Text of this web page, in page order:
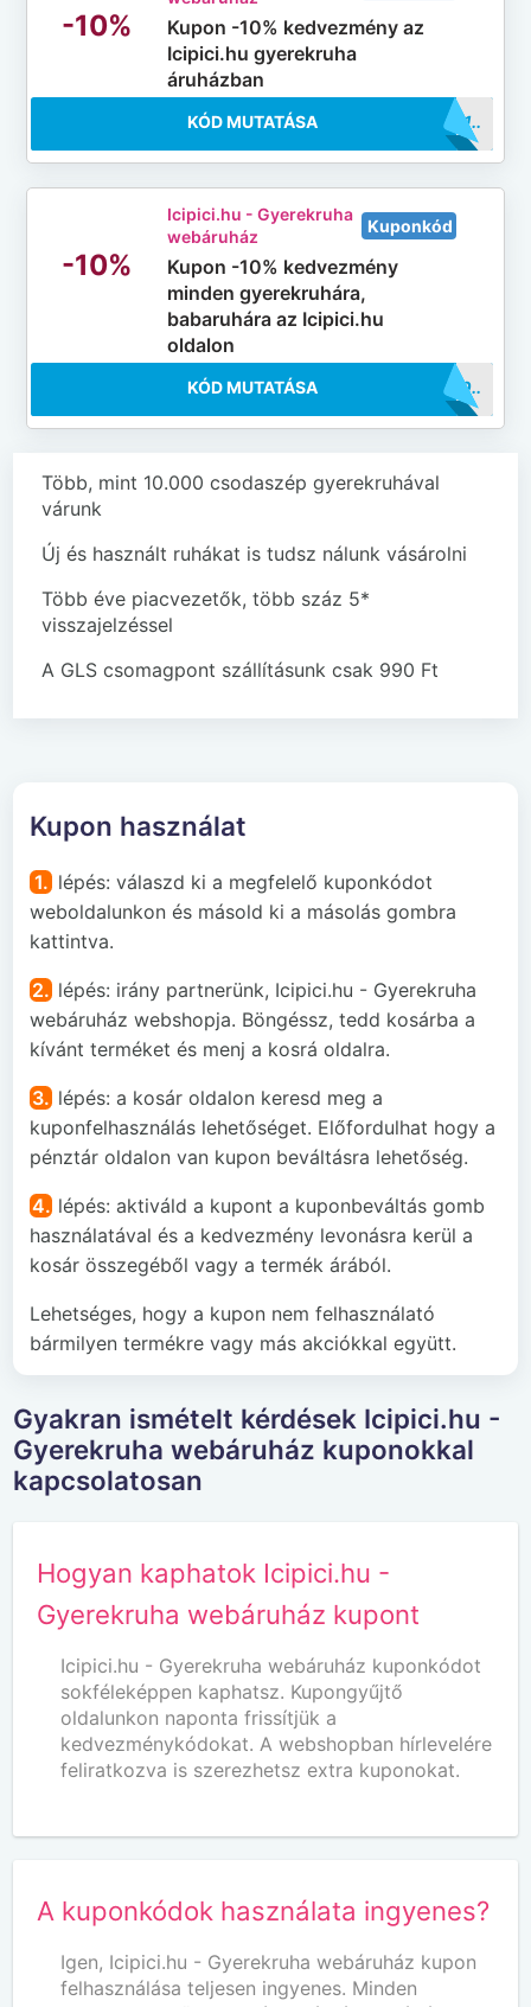
-10%
Kupon -10% kedvezmény az
Icipici.hu gyerekruha
áruházban
KÓD MUTATÁSA ..HA21
-10%
Icipici.hu - Gyerekruha
webáruház
Kuponkód
Kupon -10% kedvezmény
minden gyerekruhára,
babaruhára az Icipici.hu
oldalon
KÓD MUTATÁSA ..CI10
Több, mint 10.000 csodaszép gyerekruhával
várunk
Új és használt ruhákat is tudsz nálunk vásárolni
Több éve piacvezetők, több száz 5*
visszajelzéssel
A GLS csomagpont szállításunk csak 990 Ft
Kupon használat
1. lépés: válaszd ki a megfelelő kuponkódot
weboldalunkon és másold ki a másolás gombra
kattintva.
2. lépés: irány partnerünk, Icipici.hu - Gyerekruha
webáruház webshopja. Böngéssz, tedd kosárba a
kívánt terméket és menj a kosrá oldalra.
3. lépés: a kosár oldalon keresd meg a
kuponfelhasználás lehetőséget. Előfordulhat hogy a
pénztár oldalon van kupon beváltásra lehetőség.
4. lépés: aktiváld a kupont a kuponbeváltás gomb
használatával és a kedvezmény levonásra kerül a
kosár összegéből vagy a termék árából.
Lehetséges, hogy a kupon nem felhasználató
bármilyen termékre vagy más akciókkal együtt.
Gyakran ismételt kérdések Icipici.hu -
Gyerekruha webáruház kuponokkal
kapcsolatosan
Hogyan kaphatok Icipici.hu -
Gyerekruha webáruház kupont
Icipici.hu - Gyerekruha webáruház kuponkódot
sokféleképpen kaphatsz. Kupongyűjtő
oldalunkon naponta frissítjük a
kedvezménykódokat. A webshopban hírlevelére
feliratkozva is szerezhetsz extra kuponokat.
A kuponkódok használata ingyenes?
Igen, Icipici.hu - Gyerekruha webáruház kupon
felhasználása teljesen ingyenes. Minden